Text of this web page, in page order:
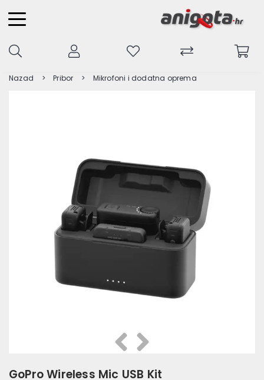
Nazad Pribor Mikrofoni i dodatna oprema
PrethodnaSlijedeća
GoPro Wireless Mic USB Kit